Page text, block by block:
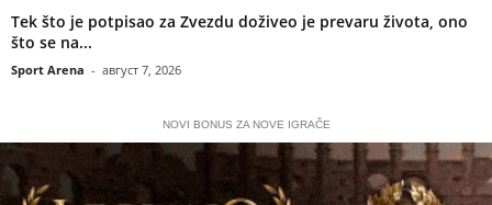
Tek što je potpisao za Zvezdu doživeo je prevaru života, ono
što se na...
Sport Arena - август 7, 2026
NOVI BONUS ZA NOVE IGRAČE